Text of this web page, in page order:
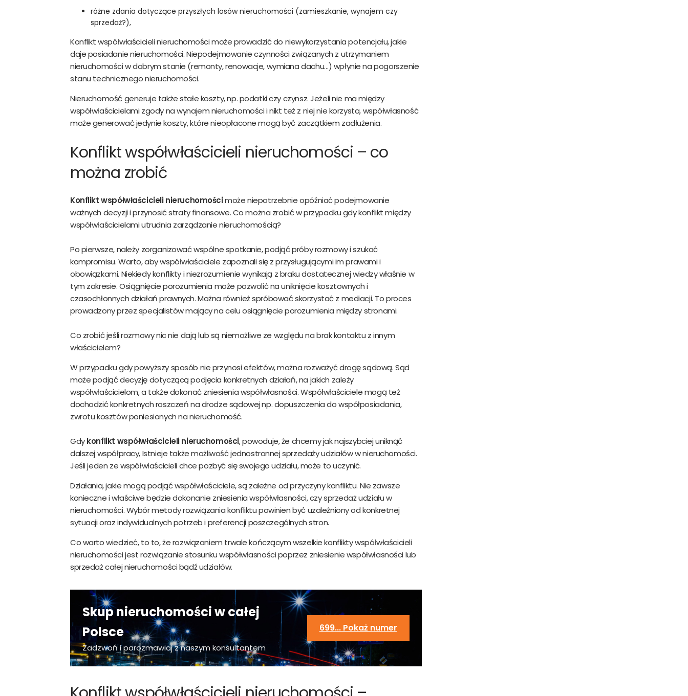
różne zdania dotyczące przyszłych losów nieruchomości (zamieszkanie, wynajem czy
sprzedaż?),
Konflikt współwłaścicieli nieruchomości może prowadzić do niewykorzystania potencjału, jakie
daje posiadanie nieruchomości. Niepodejmowanie czynności związanych z utrzymaniem
nieruchomości w dobrym stanie (remonty, renowacje, wymiana dachu…) wpłynie na pogorszenie
stanu technicznego nieruchomości.
Nieruchomość generuje także stałe koszty, np. podatki czy czynsz. Jeżeli nie ma między
współwłaścicielami zgody na wynajem nieruchomości i nikt też z niej nie korzysta, współwłasność
może generować jedynie koszty, które nieopłacone mogą być zaczątkiem zadłużenia.
Konflikt współwłaścicieli nieruchomości – co
można zrobić
Konflikt współwłaścicieli nieruchomościmoże niepotrzebnie opóźniać podejmowanie
ważnych decyzji i przynosić straty finansowe. Co można zrobić w przypadku gdy konflikt między
współwłaścicielami utrudnia zarządzanie nieruchomością?
Po pierwsze, należy zorganizować wspólne spotkanie, podjąć próby rozmowy i szukać
kompromisu. Warto, aby współwłaściciele zapoznali się z przysługującymi im prawami i
obowiązkami. Niekiedy konflikty i niezrozumienie wynikają z braku dostatecznej wiedzy właśnie w
tym zakresie. Osiągnięcie porozumienia może pozwolić na uniknięcie kosztownych i
czasochłonnych działań prawnych. Można również spróbować skorzystać z mediacji. To proces
prowadzony przez specjalistów mający na celu osiągnięcie porozumienia między stronami.
Co zrobić jeśli rozmowy nic nie dają lub są niemożliwe ze względu na brak kontaktu z innym
właścicielem?
W przypadku gdy powyższy sposób nie przynosi efektów, można rozważyć drogę sądową. Sąd
może podjąć decyzję dotyczącą podjęcia konkretnych działań, na jakich zależy
współwłaścicielom, a także dokonać zniesienia współwłasności. Współwłaściciele mogą też
dochodzić konkretnych roszczeń na drodze sądowej np. dopuszczenia do współposiadania,
zwrotu kosztów poniesionych na nieruchomość.
Gdykonflikt współwłaścicieli nieruchomości, powoduje, że chcemy jak najszybciej uniknąć
dalszej współpracy, Istnieje także możliwość jednostronnej sprzedaży udziałów w nieruchomości.
Jeśli jeden ze współwłaścicieli chce pozbyć się swojego udziału, może to uczynić.
Działania, jakie mogą podjąć współwłaściciele, są zależne od przyczyny konfliktu. Nie zawsze
konieczne i właściwe będzie dokonanie zniesienia współwłasności, czy sprzedaż udziału w
nieruchomości. Wybór metody rozwiązania konfliktu powinien być uzależniony od konkretnej
sytuacji oraz indywidualnych potrzeb i preferencji poszczególnych stron.
Co warto wiedzieć, to to, że rozwiązaniem trwale kończącym wszelkie konflikty współwłaścicieli
nieruchomości jest rozwiązanie stosunku współwłasności poprzez zniesienie współwłasności lub
sprzedaż całej nieruchomości bądź udziałów.
Skup nieruchomości w całej
Polsce
Zadzwoń i porozmawiaj z naszym konsultantem
699... Pokaż numer